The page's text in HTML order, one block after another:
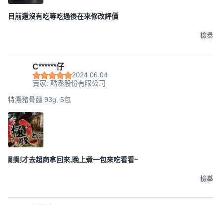
目前還沒有吃等吃過後在來修改評價
檢舉
C******仔
2024.06.04
賣家: 酷澎股份有限公司
特濃豬骨麵 93g, 5包
剛剛才去超商拿回來,晚上煮一包來吃看看~
檢舉